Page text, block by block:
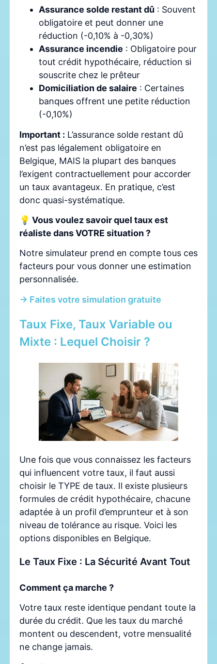
Assurance solde restant dû : Souvent
obligatoire et peut donner une
réduction (-0,10% à -0,30%)
Assurance incendie : Obligatoire pour
tout crédit hypothécaire, réduction si
souscrite chez le prêteur
Domiciliation de salaire : Certaines
banques offrent une petite réduction
(-0,10%)
Important : L’assurance solde restant dû
n’est pas légalement obligatoire en
Belgique, MAIS la plupart des banques
l’exigent contractuellement pour accorder
un taux avantageux. En pratique, c’est
donc quasi-systématique.
💡 Vous voulez savoir quel taux est
réaliste dans VOTRE situation ?
Notre simulateur prend en compte tous ces
facteurs pour vous donner une estimation
personnalisée.
→ Faites votre simulation gratuite
Taux Fixe, Taux Variable ou
Mixte : Lequel Choisir ?
Une fois que vous connaissez les facteurs
qui influencent votre taux, il faut aussi
choisir le TYPE de taux. Il existe plusieurs
formules de crédit hypothécaire, chacune
adaptée à un profil d’emprunteur et à son
niveau de tolérance au risque. Voici les
options disponibles en Belgique.
Le Taux Fixe : La Sécurité Avant Tout
Comment ça marche ?
Votre taux reste identique pendant toute la
durée du crédit. Que les taux du marché
montent ou descendent, votre mensualité
ne change jamais.